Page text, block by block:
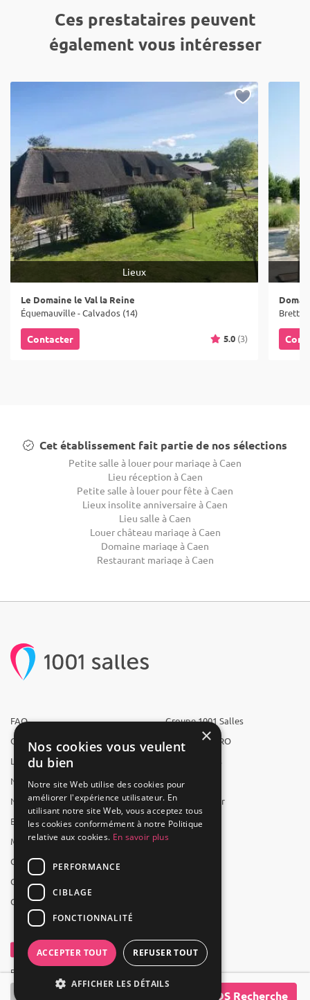
SOS Recherche
Ces prestataires peuvent
également vous intéresser
Lieux
Le Domaine le Val la Reine
Équemauville - Calvados (14)
Contacter 5.0 (3)
Cet établissement fait partie de nos sélections
Petite salle à louer pour mariage à Caen
Lieu réception à Caen
Petite salle à louer pour fête à Caen
Lieux insolite anniversaire à Caen
Lieu salle à Caen
Louer château mariage à Caen
Domaine mariage à Caen
Restaurant mariage à Caen
FAQ
Qui sommes-nous ?
L'équipe
Nous recrutons
Nos partenaires
Espace presse
Mentions légales
CGV
CGU
Contact
Groupe 1001 Salles
1001 Salles PRO
1001 Traiteurs
1001 Artistes
Reserverunbar
MP2
Powered by Groupe 1001Salles
×
Nos cookies vous veulent
du bien
Notre site Web utilise des cookies pour
améliorer l'expérience utilisateur. En
utilisant notre site Web, vous acceptez tous
les cookies conformément à notre Politique
relative aux cookies. En savoir plus
PERFORMANCE
CIBLAGE
FONCTIONNALITÉ
ACCEPTER TOUT REFUSER TOUT
AFFICHER LES DÉTAILS